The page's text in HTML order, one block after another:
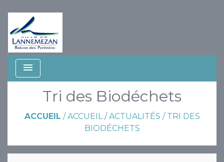
menu
Tri des Biodéchets
ACCUEIL /ACCUEIL/ACTUALITÉS / TRI DES
BIODÉCHETS